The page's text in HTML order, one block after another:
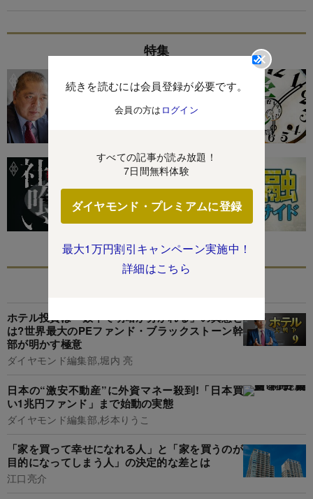
続きを読むには会員登録が必要です。
会員の方は ログイン
すべての記事が読み放題！
7日間無料体験
ダイヤモンド・プレミアムに登録
最大1万円割引キャンペーン実施中！
詳細はこちら
特集
ホテル投資は「数年で明暗が分かれる」の真意と
は?世界最大のPEファンド・ブラックストーン幹
部が明かす極意
ダイヤモンド編集部,堀内 亮
日本の“激安不動産”に外資マネー殺到!「日本買
い1兆円ファンド」まで始動の実態
ダイヤモンド編集部,杉本りうこ
「家を買って幸せになれる人」と「家を買うのが
目的になってしまう人」の決定的な差とは
江口亮介